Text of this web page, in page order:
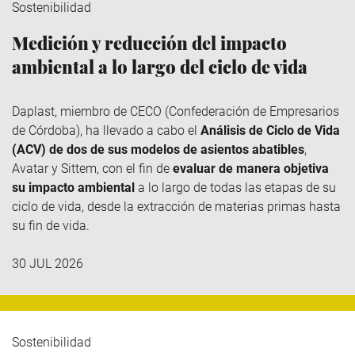
Sostenibilidad
Medición y reducción del impacto
ambiental a lo largo del ciclo de vida
Daplast, miembro de CECO (Confederación de Empresarios
de Córdoba), ha llevado a cabo el Análisis de Ciclo de Vida
(ACV) de dos de sus modelos de asientos abatibles,
Avatar y Sittem, con el fin de evaluar de manera objetiva
su impacto ambiental a lo largo de todas las etapas de su
ciclo de vida, desde la extracción de materias primas hasta
su fin de vida.
30 JUL 2026
Sostenibilidad